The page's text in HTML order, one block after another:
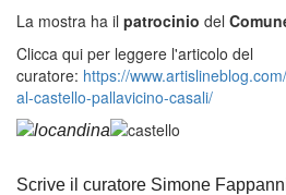
La mostra ha il patrocinio del
Clicca qui per leggere l'articolo del
curatore: https://
al-castello-pallavicino-casali/
Scrive il curatore Simone